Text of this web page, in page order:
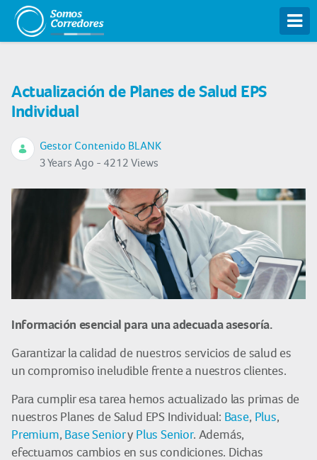
Actualización de Planes de Salud EPS
Individual
Gestor Contenido BLANK
3 Years Ago - 4212 Views
Información esencial para una adecuada asesoría.
Garantizar la calidad de nuestros servicios de salud es
un compromiso ineludible frente a nuestros clientes.
Para cumplir esa tarea hemos actualizado las primas de
nuestros Planes de Salud EPS Individual: Base, Plus,
Premium, Base Seniory Plus Senior. Además,
efectuamos cambios en sus condiciones. Dichas